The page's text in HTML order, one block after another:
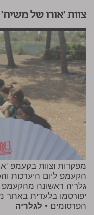
צוות 'אורו של
מפקדות וצוות בקעמפ
הקעמפ ליום היערכות
גלריה ראשונה מהקעמפ
יפורסמו בלעדית באתר
הפרסומים • לגלריה